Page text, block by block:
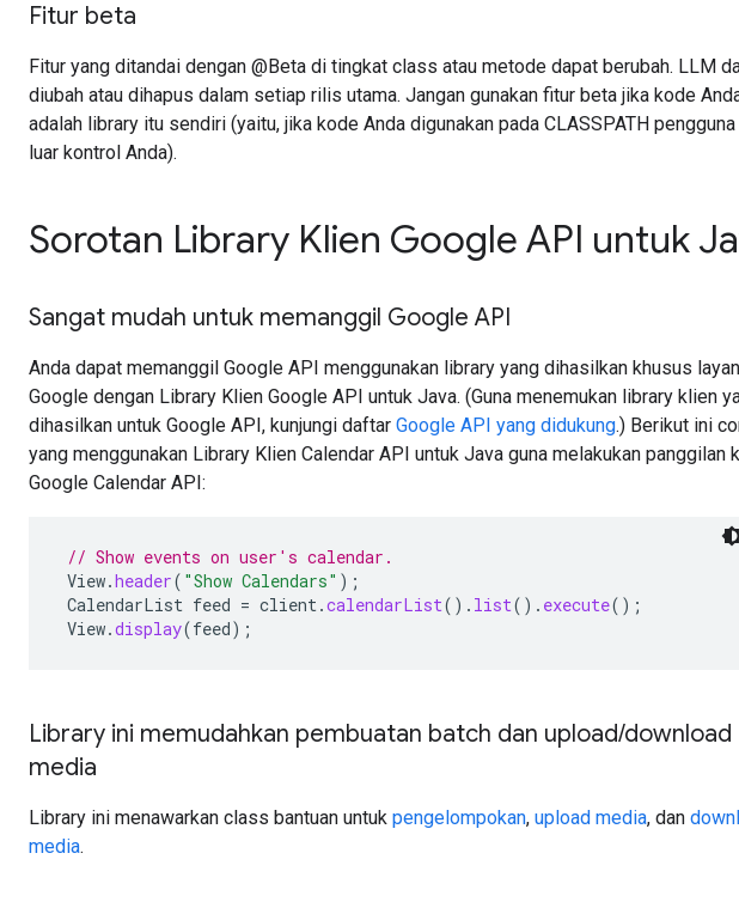
Fitur beta
Fitur yang ditandai dengan @Beta di tingkat class atau metode dapat berubah. LLM
diubah atau dihapus dalam setiap rilis utama. Jangan gunakan fitur beta jika kode
adalah library itu sendiri (yaitu, jika kode Anda digunakan pada CLASSPATH
luar kontrol Anda).
Sorotan Library Klien Google API untuk
Sangat mudah untuk memanggil Google API
Anda dapat memanggil Google API menggunakan library yang dihasilkan khusus
Google dengan Library Klien Google API untuk Java. (Guna menemukan library klien
dihasilkan untuk Google API, kunjungi daftar Google API yang didukung.) Berikut ini
yang menggunakan Library Klien Calendar API untuk Java guna melakukan panggilan
Google Calendar API:
// Show events on user's calendar.
View.header( "Show Calendars" );
CalendarList feed = client.calendarList(). list(). execute();
View.display(feed);
Library ini memudahkan pembuatan batch dan upload/download
media
Library ini menawarkan class bantuan untuk pengelompokan, upload media, dan
media.